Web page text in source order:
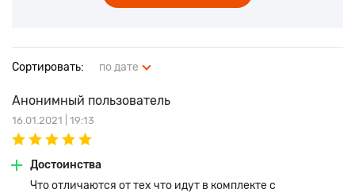
Сортировать: по дате
Анонимный пользователь
16.01.2021 | 19:13
Достоинства
Что отличаются от тех что идут в комплекте с